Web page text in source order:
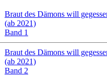
Braut des Dämons will
(ab 2021)
Band 1
Braut des Dämons will
(ab 2021)
Band 2